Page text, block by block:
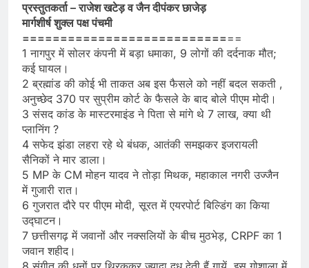
प्रस्तुतकर्ता – राजेश खटेड़ व जैन दीपंकर छाजेड़
मार्गशीर्ष शुक्ल पक्ष पंचमी
=============================
1 नागपुर में सोलर कंपनी में बड़ा धमाका, 9 लोगों की दर्दनाक मौत;
कई घायल।
2 ब्रह्मांड की कोई भी ताकत अब इस फैसले को नहीं बदल सकती ,
अनुच्छेद 370 पर सुप्रीम कोर्ट के फैसले के बाद बोले पीएम मोदी।
3 संसद कांड के मास्टरमाइंड ने पिता से मांगे थे 7 लाख, क्या थी
प्लानिंग ?
4 सफेद झंडा लहरा रहे थे बंधक, आतंकी समझकर इजरायली
सैनिकों ने मार डाला।
5 MP के CM मोहन यादव ने तोड़ा मिथक, महाकाल नगरी उज्जैन
में गुजारी रात।
6 गुजरात दौरे पर पीएम मोदी, सूरत में एयरपोर्ट बिल्डिंग का किया
उद्घाटन।
7 छत्तीसगढ़ में जवानों और नक्सलियों के बीच मुठभेड़, CRPF का 1
जवान शहीद।